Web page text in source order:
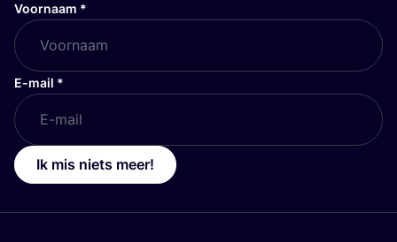
Ik mis niets meer!
Volg ons
LEGAL